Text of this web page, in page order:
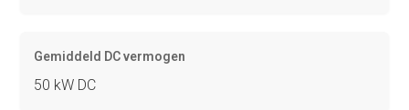
Gemiddeld DC vermogen
50 kW DC